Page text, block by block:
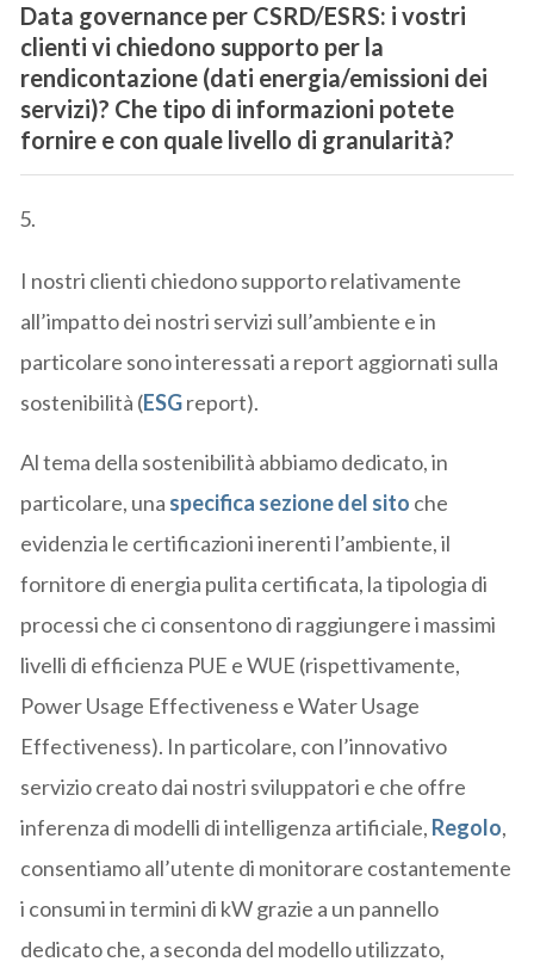
Data governance per CSRD/ESRS: i vostri
clienti vi chiedono supporto per la
rendicontazione (dati energia/emissioni dei
servizi)? Che tipo di informazioni potete
fornire e con quale livello di granularità?
I nostri clienti chiedono supporto relativamente
all’impatto dei nostri servizi sull’ambiente e in
particolare sono interessati a report aggiornati sulla
sostenibilità (ESGreport).
Al tema della sostenibilità abbiamo dedicato, in
particolare, una specifica sezione del sito che
evidenzia le certificazioni inerenti l’ambiente, il
fornitore di energia pulita certificata, la tipologia di
processi che ci consentono di raggiungere i massimi
livelli di efficienza PUE e WUE (rispettivamente,
Power Usage Effectiveness e Water Usage
Effectiveness). In particolare, con l’innovativo
servizio creato dai nostri sviluppatori e che offre
inferenza di modelli di intelligenza artificiale, Regolo,
consentiamo all’utente di monitorare costantemente
i consumi in termini di kW grazie a un pannello
dedicato che, a seconda del modello utilizzato,